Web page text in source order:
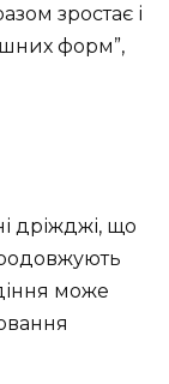
зростає і
форм”,
дріжджі, що
може